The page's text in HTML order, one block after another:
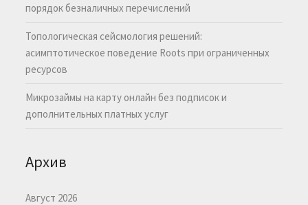
порядок безналичных перечислений
Топологическая сейсмология решений:
асимптотическое поведение Roots при ограниченных
ресурсов
Микрозаймы на карту онлайн без подписок и
дополнительных платных услуг
Архив
Август 2026